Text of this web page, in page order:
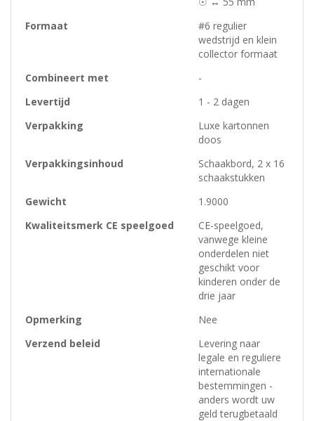
Formaat
#6 regulier
wedstrijd en klein
collector formaat
Combineert met
-
Levertijd
1 - 2 dagen
Verpakking
Luxe kartonnen
doos
Verpakkingsinhoud
Schaakbord, 2 x 16
schaakstukken
Gewicht
1.9000
Kwaliteitsmerk CE speelgoed
CE-speelgoed,
vanwege kleine
onderdelen niet
geschikt voor
kinderen onder de
drie jaar
Opmerking
Nee
Verzend beleid
Levering naar
legale en reguliere
internationale
bestemmingen -
anders wordt uw
geld terugbetaald